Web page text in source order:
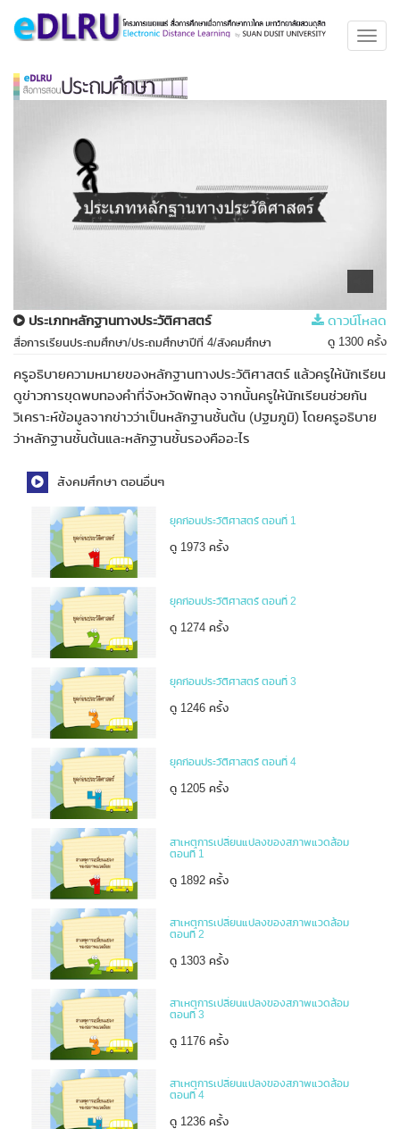
ประเภทหลักฐานทางประวัติศาสตร์ ดาวน์โหลด
สื่อการเรียนประถมศึกษา/ประถมศึกษาปีที่ 4/สังคมศึกษา ดู 1300 ครั้ง
ครูอธิบายความหมายของหลักฐานทางประวัติศาสตร์ แล้วครูให้นักเรียน
ดูข่าวการขุดพบทองคำที่จังหวัดพัทลุง จากนั้นครูให้นักเรียนช่วยกัน
วิเคราะห์ข้อมูลจากข่าวว่าเป็นหลักฐานชั้นต้น (ปฐมภูมิ) โดยครูอธิบาย
ว่าหลักฐานชั้นต้นและหลักฐานชั้นรองคืออะไร
สังคมศึกษา ตอนอื่นๆ
ยุคก่อนประวัติศาสตร์ ตอนที่ 1
ดู 1973 ครั้ง
ยุคก่อนประวัติศาสตร์ ตอนที่ 2
ดู 1274 ครั้ง
ยุคก่อนประวัติศาสตร์ ตอนที่ 3
ดู 1246 ครั้ง
ยุคก่อนประวัติศาสตร์ ตอนที่ 4
ดู 1205 ครั้ง
สาเหตุการเปลี่ยนแปลงของสภาพแวดล้อม
ตอนที่ 1
ดู 1892 ครั้ง
สาเหตุการเปลี่ยนแปลงของสภาพแวดล้อม
ตอนที่ 2
ดู 1303 ครั้ง
สาเหตุการเปลี่ยนแปลงของสภาพแวดล้อม
ตอนที่ 3
ดู 1176 ครั้ง
สาเหตุการเปลี่ยนแปลงของสภาพแวดล้อม
ตอนที่ 4
ดู 1236 ครั้ง